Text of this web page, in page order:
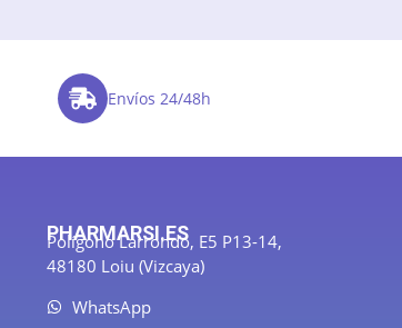
Envíos 24/48h
PHARMARSI.ES
Polígono Larrondo, E5 P13-14,
48180 Loiu (Vizcaya)
WhatsApp